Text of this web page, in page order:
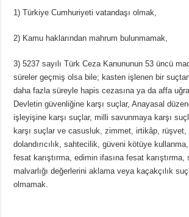
1) Türkiye Cumhuriyeti vatandaşı olmak,
2) Kamu haklarından mahrum bulunmamak,
3) 5237 sayılı Türk Ceza Kanununun 53 üncü
süreler geçmiş olsa bile; kasten işlenen bir
daha fazla süreyle hapis cezasına ya da affa
Devletin güvenliğine karşı suçlar, Anayasal
işleyişine karşı suçlar, milli savunmaya karşı
karşı suçlar ve casusluk, zimmet, irtikâp, rüşvet,
dolandırıcılık, sahtecilik, güveni kötüye
fesat karıştırma, edimin ifasına fesat
malvarlığı değerlerini aklama veya kaçakçılık
olmamak.